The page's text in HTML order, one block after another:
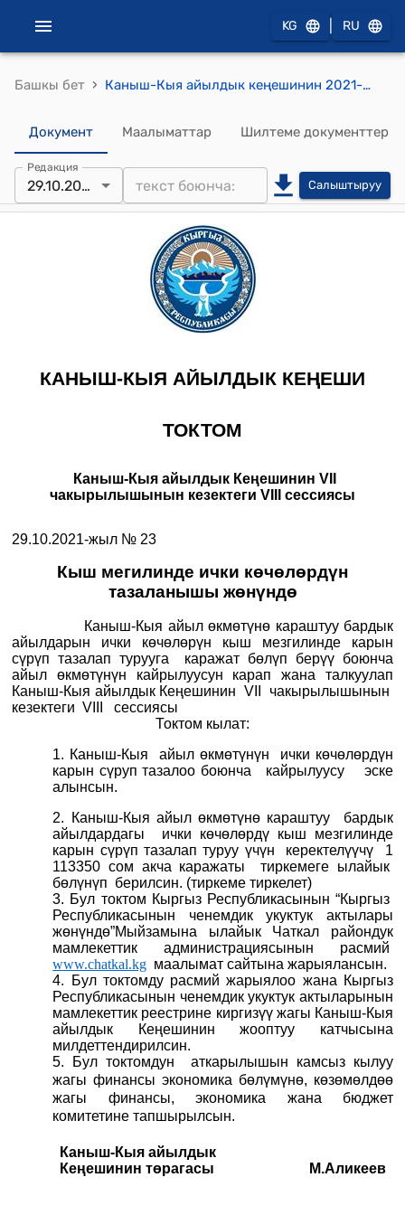
KG RU
Башкы бет › Каныш-Кыя айылдык кеңешинин 2021-жылдын 29-октябрындагы № 23 "Кыш мегилинде ички көчөлөрдүн тазаланышы жөнүндө" токтому
Документ Маалыматтар Шилтеме документтер
Редакция
29.10.2021 Салыштыруу